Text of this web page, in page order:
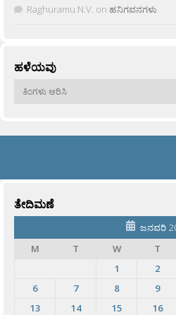
Raghuramu N.V. on ಹನಿಗವನಗಳು
ಹಳೆಯವು
ಹಳೆಯವು
ತೇದಿಮಣೆ
ಜನವರಿ
M
T W T
1
2
6
7 8 9
13
14 15 16